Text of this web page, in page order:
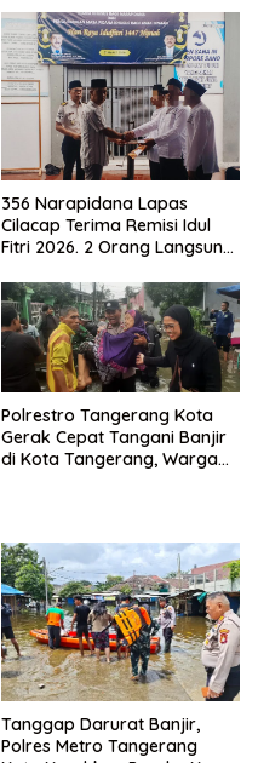
356 Narapidana Lapas
Cilacap Terima Remisi Idul
Fitri 2026. 2 Orang Langsung
Polrestro Tangerang Kota
Gerak Cepat Tangani Banjir
di Kota Tangerang, Warga
Tanggap Darurat Banjir,
Polres Metro Tangerang